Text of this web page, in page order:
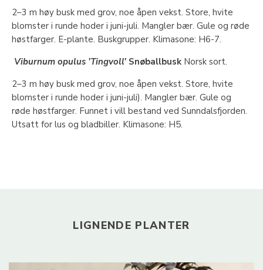
2–3 m høy busk med grov, noe åpen vekst. Store, hvite
blomster i runde hoder i juni-juli. Mangler bær. Gule og røde
høstfarger. E-plante. Buskgrupper. Klimasone: H6-7.
Viburnum opulus ’Tingvoll’ Snøballbusk Norsk sort.
2–3 m høy busk med grov, noe åpen vekst. Store, hvite
blomster i runde hoder i juni-juli). Mangler bær. Gule og
røde høstfarger. Funnet i vill bestand ved Sunndalsfjorden.
Utsatt for lus og bladbiller. Klimasone: H5.
LIGNENDE PLANTER